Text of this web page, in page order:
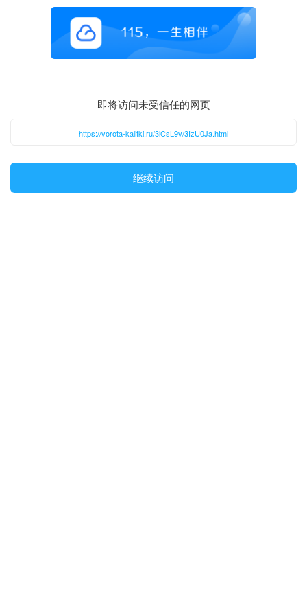
即将访问未受信任的网页
https://vorota-kalitki.ru/3lCsL9v/3IzU0Ja.html
继续访问